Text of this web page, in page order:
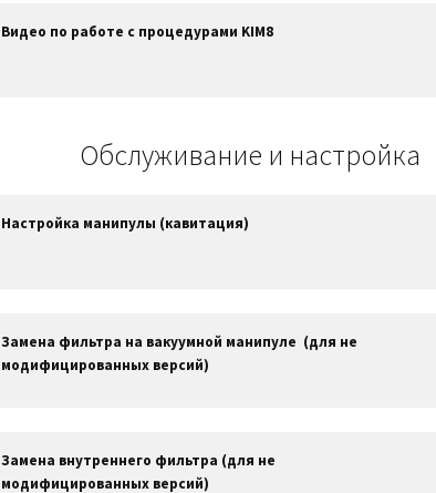
Видео по работе с процедурами KIM8
Обслуживание и настройка
Настройка манипулы (кавитация)
Замена фильтра на вакуумной манипуле (для не
модифицированных версий)
Замена внутреннего фильтра (для не
модифицированных версий)